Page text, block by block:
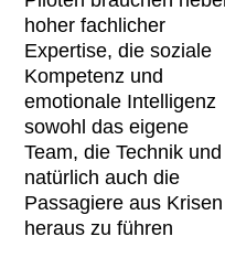
hoher fachlicher
Expertise, die soziale
Kompetenz und
emotionale Intelligenz
sowohl das eigene
Team, die Technik und
natürlich auch die
Passagiere aus Krisen
heraus zu führen